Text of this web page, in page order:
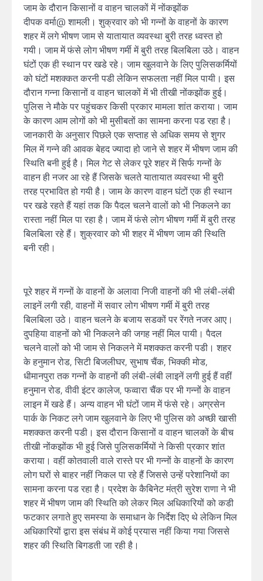
जाम के दौरान किसानों व वाहन चालकों में नोंकझोंक
दीपक वर्मा@ शामली। शुक्रवार को भी गन्नों के वाहनों के कारण
शहर में लगे भीषण जाम से यातायात व्यवस्था बुरी तरह ध्वस्त हो
गयी। जाम में फंसे लोग भीषण गर्मी में बुरी तरह बिलबिला उठे। वाहन
घंटों एक ही स्थान पर खडे रहे। जाम खुलवाने के लिए पुलिसकर्मियों
को घंटों मशक्कत करनी पडी लेकिन सफलता नहीं मिल पायी। इस
दौरान गन्ना किसानों व वाहन चालकों में भी तीखी नोंकझोंक हुई।
पुलिस ने मौके पर पहुंचकर किसी प्रकार मामला शांत कराया। जाम
के कारण आम लोगों को भी मुसीबतों का सामना करना पड रहा है।
जानकारी के अनुसार पिछले एक सप्ताह से अधिक समय से शुगर
मिल में गन्ने की आवक बेहद ज्यादा हो जाने से शहर में भीषण जाम की
स्थिति बनी हुई है। मिल गेट से लेकर पूरे शहर में सिर्फ गन्नों के
वाहन ही नजर आ रहे हैं जिसके चलते यातायात व्यवस्था भी बुरी
तरह प्रभावित हो गयी है। जाम के कारण वाहन घंटों एक ही स्थान
पर खडे रहते हैं यहां तक कि पैदल चलने वालों को भी निकलने का
रास्ता नहीं मिल पा रहा है। जाम में फंसे लोग भीषण गर्मी में बुरी तरह
बिलबिला रहे हैं। शुक्रवार को भी शहर में भीषण जाम की स्थिति
बनी रही।
पूरे शहर में गन्नों के वाहनों के अलावा निजी वाहनों की भी लंबी-लंबी
लाइनें लगी रही, वाहनों में सवार लोग भीषण गर्मी में बुरी तरह
बिलबिला उठे। वाहन चलने के बजाय सडकों पर रेंगते नजर आए।
दुपहिया वाहनों को भी निकलने की जगह नहीं मिल पायी। पैदल
चलने वालों को भी जाम से निकलने में मशक्कत करनी पडी। शहर
के हनुमान रोड, सिटी बिजलीघर, सुभाष चैंक, भिक्की मोड,
धीमानपुरा तक गन्नों के वाहनों की लंबी-लंबी लाइनें लगी हुई हैं वहीं
हनुमान रोड, वीवी इंटर कालेज, फव्वारा चैंक पर भी गन्नों के वाहन
लाइन में खडे हैं। अन्य वाहन भी घंटों जाम में फंसे रहे। अग्रसेन
पार्क के निकट लगे जाम खुलवाने के लिए भी पुलिस को अच्छी खासी
मशक्कत करनी पडी। इस दौरान किसानों व वाहन चालकों के बीच
तीखी नोंकझोंक भी हुई जिसे पुलिसकर्मियों ने किसी प्रकार शांत
कराया। वहीं कोतवाली वाले रास्ते पर भी गन्नों के वाहनों के कारण
लोग घरों से बाहर नहीं निकल पा रहे हैं जिससे उन्हें परेशानियों का
सामना करना पड रहा है। प्रदेश के कैबिनेट मंत्री सुरेश राणा ने भी
शहर में भीषण जाम की स्थिति को लेकर मिल अधिकारियों को कडी
फटकार लगाते हुए समस्या के समाधान के निर्देश दिए थे लेकिन मिल
अधिकारियों द्वारा इस संबंध में कोई प्रयास नहीं किया गया जिससे
शहर की स्थिति बिगडती जा रही है।